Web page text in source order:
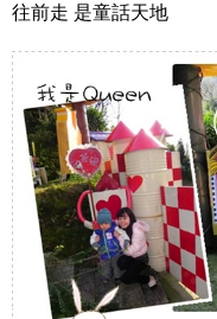
往前走 是童話天地